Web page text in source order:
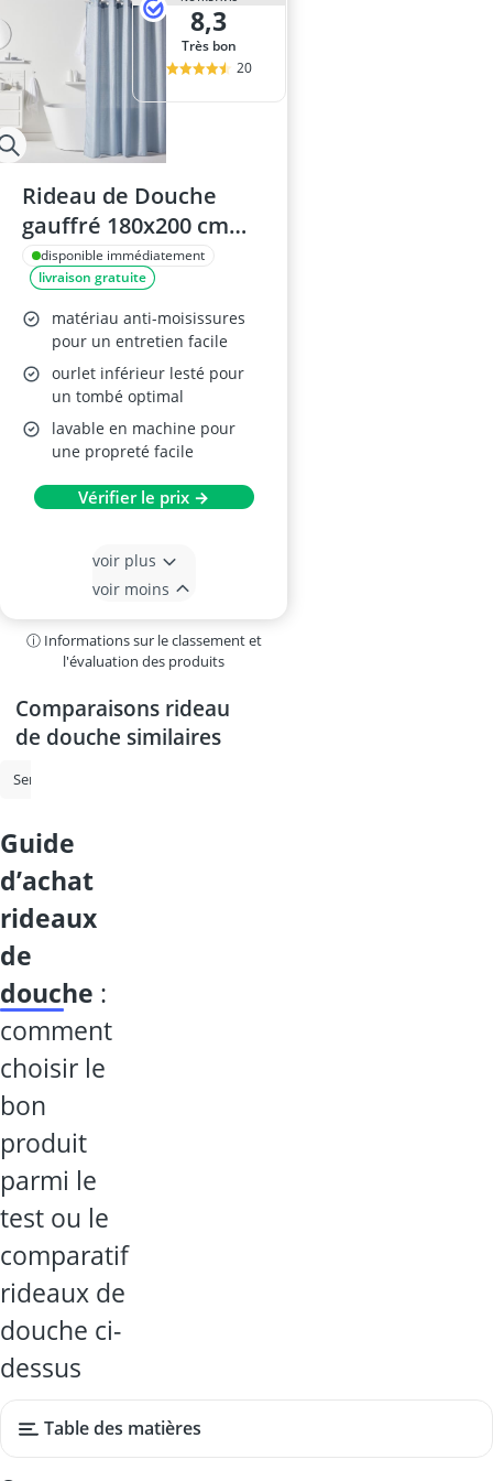
8,3
Très bon
20
Rideau de Douche
gauffré 180x200 cm
Polyester Bleu
disponible immédiatement
livraison gratuite
matériau anti-moisissures
pour un entretien facile
ourlet inférieur lesté pour
un tombé optimal
lavable en machine pour
une propreté facile
Vérifier le prix →
voir plus
voir moins
ⓘ Informations sur le classement et
l'évaluation des produits
Comparaisons rideau
de douche similaires
Serviettes de bain
guide
d’achat
rideaux
de
douche :
comment
choisir le
bon
produit
parmi le
test ou le
comparatif
rideaux de
douche ci-
dessus
Table des matières